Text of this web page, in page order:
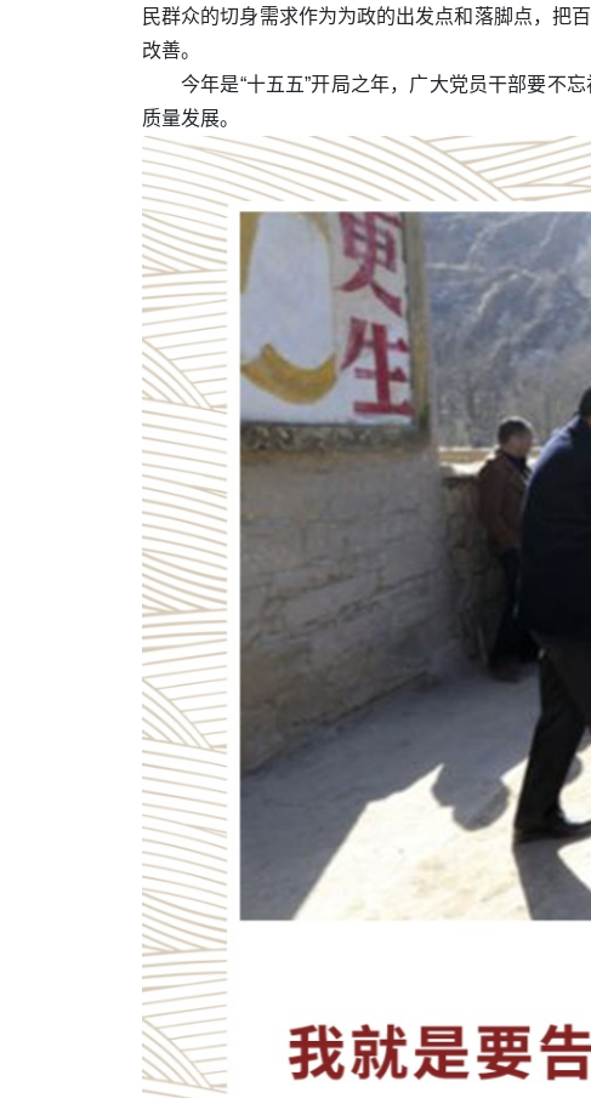
民群众的切身需求作为为政的出发点和落脚点，把
改善。
今年是“十五五”开局之年，广大党员干部要不
质量发展。